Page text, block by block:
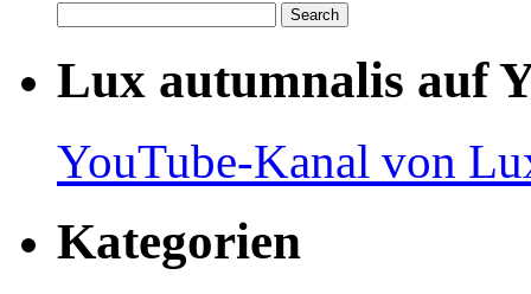
Lux autumnalis auf
YouTube-Kanal von
Kategorien